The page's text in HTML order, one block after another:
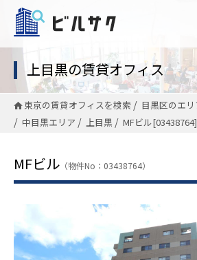
上目黒の賃貸オフィス
東京の賃貸オフィスを検索 目黒区のエ
中目黒エリア
上目黒 MFビル[03438764]
MFビル （物件No：03438764）